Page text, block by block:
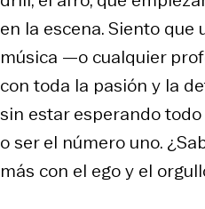
en la escena. Siento que
música —o cualquier
con toda la pasión y la
sin estar esperando
o ser el número uno.
más con el ego y el